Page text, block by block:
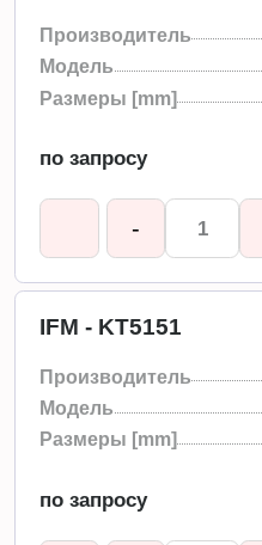
Производитель
Модель
Размеры [mm]
по запросу
-
IFM - KT5151
Производитель
Модель
Размеры [mm]
по запросу